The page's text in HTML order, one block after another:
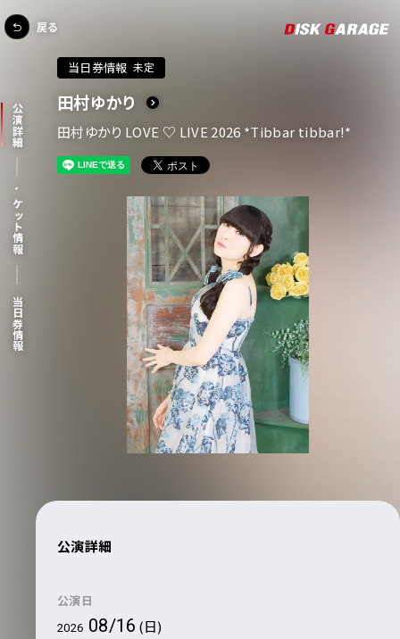
公演詳細
チケット情報
当日券情報
当日券情報 未定
田村ゆかり
田村ゆかり LOVE ♡ LIVE 2026 *Tibbar tibbar!*
公演詳細
公演日
2026 08/16 (日)
戻る